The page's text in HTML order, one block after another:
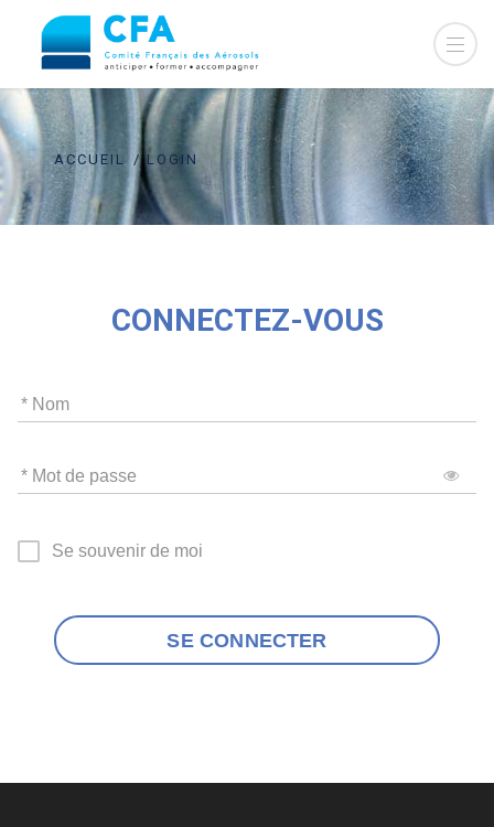
ACCUEIL LOGIN
CONNECTEZ-VOUS
* Nom
* Mot de passe
Se souvenir de moi
SE CONNECTER